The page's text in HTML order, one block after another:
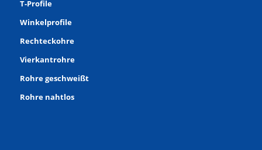
T-Profile
Winkelprofile
Rechteckohre
Vierkantrohre
Rohre geschweißt
Rohre nahtlos